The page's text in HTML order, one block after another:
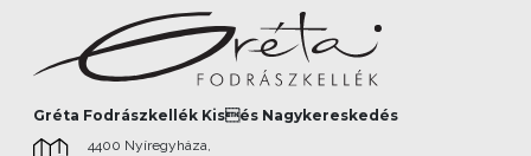
Gréta Fodrászkellék Kisés Nagykereskedés
4400 Nyíregyháza,